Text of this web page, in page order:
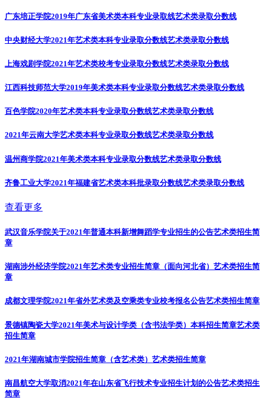
广东培正学院2019年广东省美术类本科专业录取线艺术类录取分数线
中央财经大学2021年艺术类本科专业录取分数线艺术类录取分数线
上海戏剧学院2021年艺术类校考专业录取分数线艺术类录取分数线
江西科技师范大学2019年美术类本科专业录取分数线艺术类录取分数线
百色学院2020年艺术类本科专业录取分数线艺术类录取分数线
2021年云南大学艺术类本科专业录取分数线艺术类录取分数线
温州商学院2021年美术类本科专业录取分数线艺术类录取分数线
齐鲁工业大学2021年福建省艺术类本科批录取分数线艺术类录取分数线
查看更多
武汉音乐学院关于2021年普通本科新增舞蹈学专业招生的公告艺术类招生简
章
湖南涉外经济学院2021年艺术类专业招生简章（面向河北省） 艺术类招生简
章
成都文理学院2021年省外艺术类及空乘类专业校考报名公告艺术类招生简章
景德镇陶瓷大学2021年美术与设计学类（含书法学类）本科招生简章艺术类
招生简章
2021年湖南城市学院招生简章（含艺术类） 艺术类招生简章
南昌航空大学取消2021年在山东省飞行技术专业招生计划的公告艺术类招生
简章